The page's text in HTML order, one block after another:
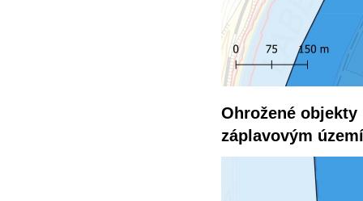
Ohrožené
záplavovým